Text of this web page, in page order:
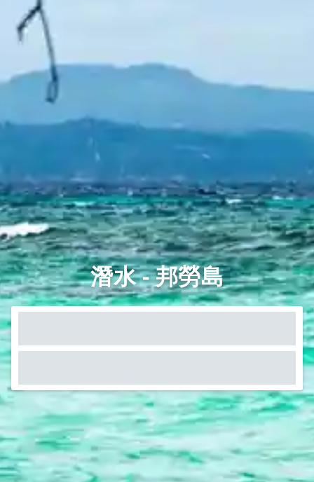
潛水 - 邦勞島